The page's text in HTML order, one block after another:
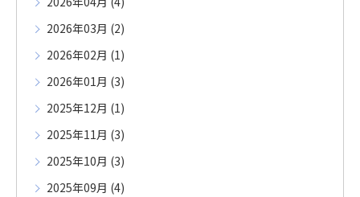
2026年03月 (2)
2026年02月 (1)
2026年01月 (3)
2025年12月 (1)
2025年11月 (3)
2025年10月 (3)
2025年09月 (4)